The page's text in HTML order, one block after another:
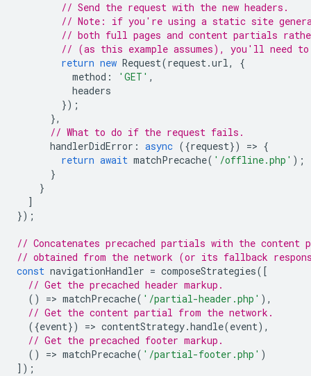
// Send the request with the new headers.
// Note: if you're using a static site
// both full pages and content partials
// (as this example assumes), you'll need to
return new Request(request.url,
{
method : 'GET' ,
headers
});
},
// What to do if the request fails.
handlerDidError : async ({request}) => {
return await matchPrecache( '/offline.php' );
}
}
]
});
// Concatenates precached partials with the content
// obtained from the network (or its fallback
const navigationHandler = composeStrategies([
// Get the precached header markup.
()
=> matchPrecache( '/partial-header.php' ),
// Get the content partial from the network.
({event}) => contentStrategy.handle(event),
// Get the precached footer markup.
()
=> matchPrecache( '/partial-footer.php' )
]);